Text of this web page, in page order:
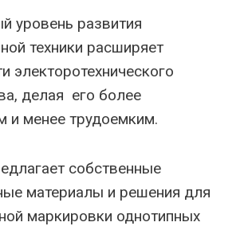
уровень развития
техники расширяет
электоротехнического
делая его более
и менее трудоемким.
собственные
материалы и решения для
маркировки однотипных